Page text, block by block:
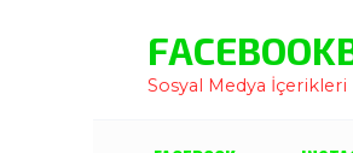
Sosyal Medya İçerikleri